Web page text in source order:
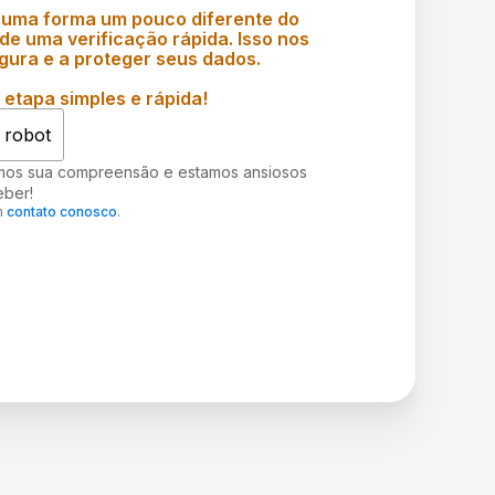
forma um pouco diferente do
uma verificação rápida. Isso nos
e a proteger seus dados.
simples e rápida!
robot
sua compreensão e estamos ansiosos
contato conosco.